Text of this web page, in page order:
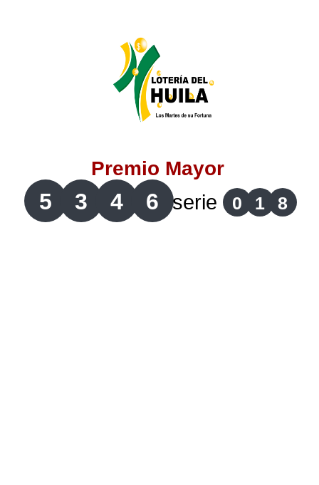
Lotería de Bogotá
Lotería de Risaralda
Lotería de Santander
Lotería del Cauca
Premio Mayor
5 3 4 6 serie 0 1 8